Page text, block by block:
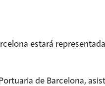
estará
de Barcelona,